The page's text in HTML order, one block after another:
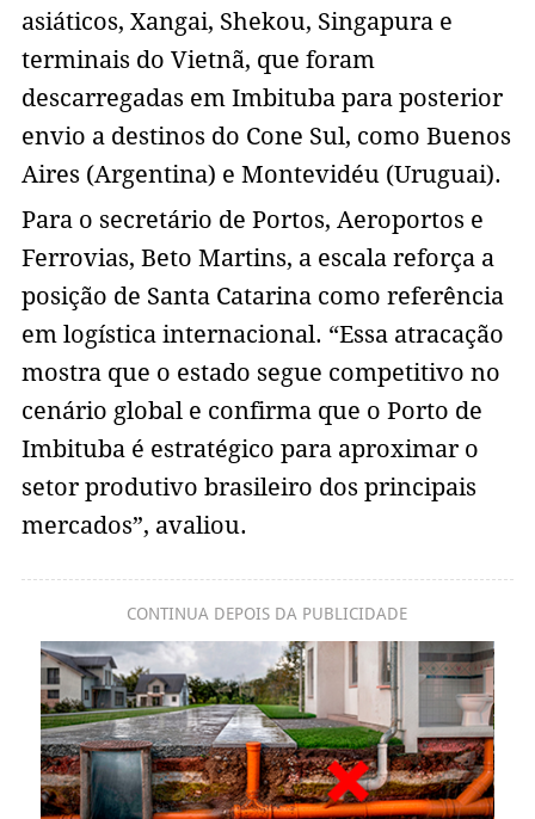
asiáticos, Xangai, Shekou, Singapura e
terminais do Vietnã, que foram
descarregadas em Imbituba para posterior
envio a destinos do Cone Sul, como Buenos
Aires (Argentina) e Montevidéu (Uruguai).
Para o secretário de Portos, Aeroportos e
Ferrovias, Beto Martins, a escala reforça a
posição de Santa Catarina como referência
em logística internacional. “Essa atracação
mostra que o estado segue competitivo no
cenário global e confirma que o Porto de
Imbituba é estratégico para aproximar o
setor produtivo brasileiro dos principais
mercados”, avaliou.
CONTINUA DEPOIS DA PUBLICIDADE